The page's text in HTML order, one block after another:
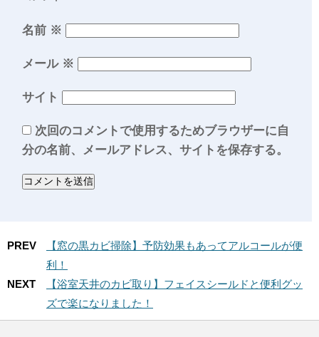
名前 ※
メール ※
サイト
次回のコメントで使用するためブラウザーに自
分の名前、メールアドレス、サイトを保存する。
PREV
【窓の黒カビ掃除】予防効果もあってアルコールが便
利！
NEXT
【浴室天井のカビ取り】フェイスシールドと便利グッ
ズで楽になりました！